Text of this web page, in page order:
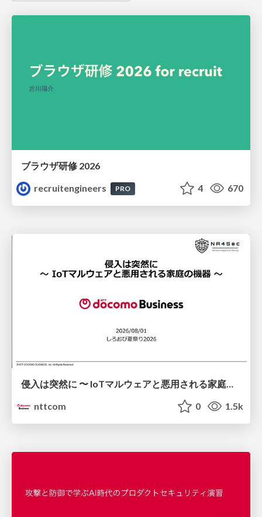
ブラウザ研修 2026
recruitengineers
PRO 4 670
侵入は突然に 〜 IoTマルウェアと悪用される家庭の機器 ～ / When Intrusion Strikes: IoT Malware and the Abuse of Home Devices
nttcom
0 1.5k